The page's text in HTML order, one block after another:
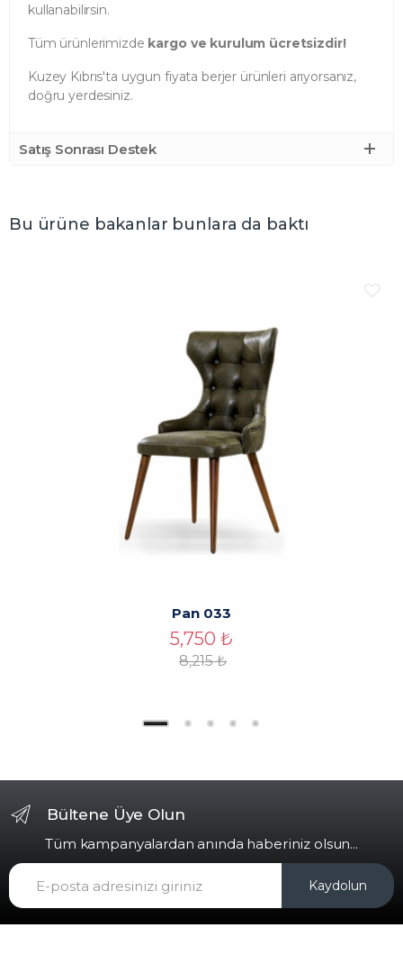
kullanabilirsin.
Tüm ürünlerimizde kargo ve kurulum ücretsizdir!
Kuzey Kıbrıs'ta uygun fiyata berjer ürünleri arıyorsanız,
doğru yerdesiniz.
Satış Sonrası Destek
Bu ürüne bakanlar bunlara da baktı
Pan 033
5,750 ₺
8,215₺
Bültene Üye Olun
Tüm kampanyalardan anında haberiniz olsun...
Kaydolun